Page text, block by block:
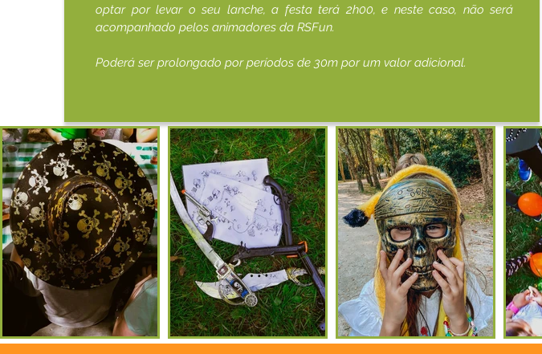
optar por levar o seu lanche, a festa terá 2h00, e neste caso, não será
acompanhado pelos animadores da RSFun.
Poderá ser prolongado por períodos de 30m por um valor adicional.